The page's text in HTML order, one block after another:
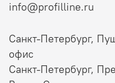
info@profilline.ru
Санкт-Петербург,
офис
Санкт-Петербург,